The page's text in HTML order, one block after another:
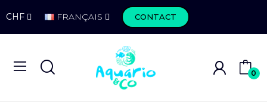
CHF FRANÇAIS CONTACT
0